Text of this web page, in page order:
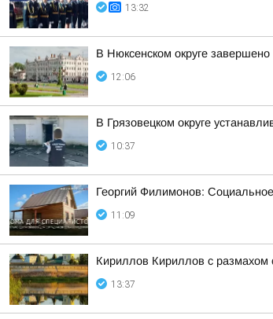
13:32
В Нюксенском округе
12:06
В Грязовецком округе
10:37
Георгий Филимонов:
11:09
Кириллов Кириллов с размахом
13:37